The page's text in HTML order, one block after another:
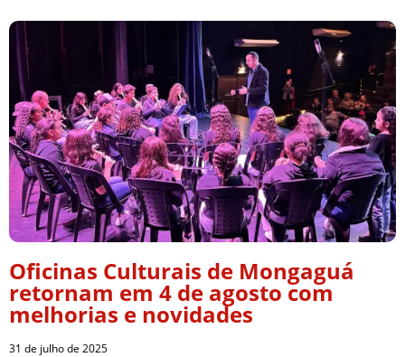
Oficinas Culturais de Mongaguá
retornam em 4 de agosto com
melhorias e novidades
31 de julho de 2025